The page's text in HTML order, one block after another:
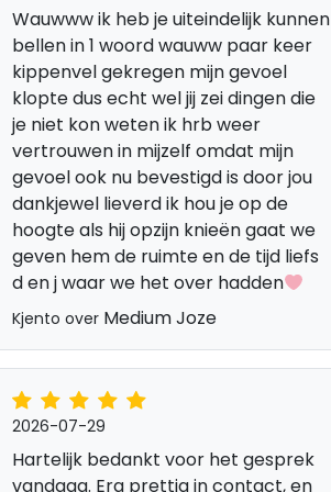
Wauwww ik heb je uiteindelijk kunnen
bellen in 1 woord wauww paar keer
kippenvel gekregen mijn gevoel
klopte dus echt wel jij zei dingen die
je niet kon weten ik hrb weer
vertrouwen in mijzelf omdat mijn
gevoel ook nu bevestigd is door jou
dankjewel lieverd ik hou je op de
hoogte als hij opzijn knieën gaat we
geven hem de ruimte en de tijd liefs
d en j waar we het over hadden
Kjento over Medium Joze
2026-07-29
Hartelijk bedankt voor het gesprek
vandaag. Erg prettig in contact, en